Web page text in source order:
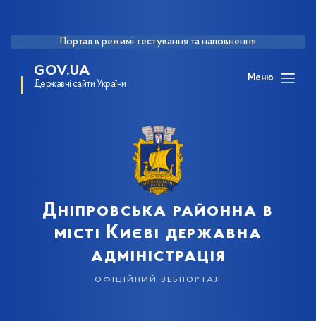
Портал в режимі тестування та наповнення
GOV.UA
Державні сайти України
Меню
Дніпровська районна в
місті Києві державна
адміністрація
офіційний вебпортал